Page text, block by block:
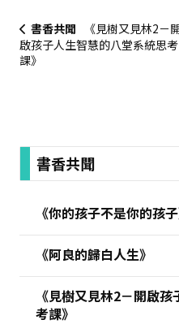
書香共聞
《見樹又見林2－
啟孩子人生智慧的八堂系統思考
課》
:::書香共聞
《你的孩子不是你的孩子
《阿良的歸白人生》
《見樹又見林2－開啟
考課》